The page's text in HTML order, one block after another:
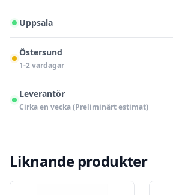
Uppsala
Östersund
1-2 vardagar
Leverantör
Cirka en vecka (Preliminärt estimat)
Liknande produkter